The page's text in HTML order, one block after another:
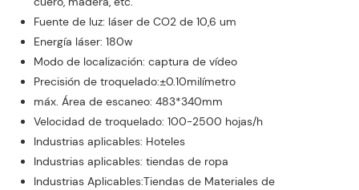
Fuente de luz: láser de CO2 de 10,6 um
Energía láser: 180w
Modo de localización: captura de vídeo
Precisión de troquelado:±0.10milímetro
máx. Área de escaneo: 483*340mm
Velocidad de troquelado: 100-2500 hojas/h
Industrias aplicables: Hoteles
Industrias aplicables: tiendas de ropa
Industrias Aplicables:Tiendas de Materiales de